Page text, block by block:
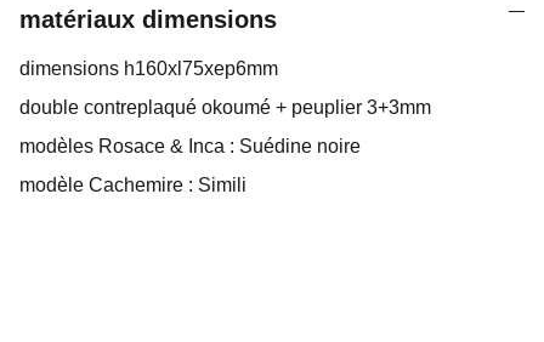
matériaux dimensions
dimensions h160xl75xep6mm
double contreplaqué okoumé + peuplier 3+3mm
modèles Rosace & Inca : Suédine noire
modèle Cachemire : Simili